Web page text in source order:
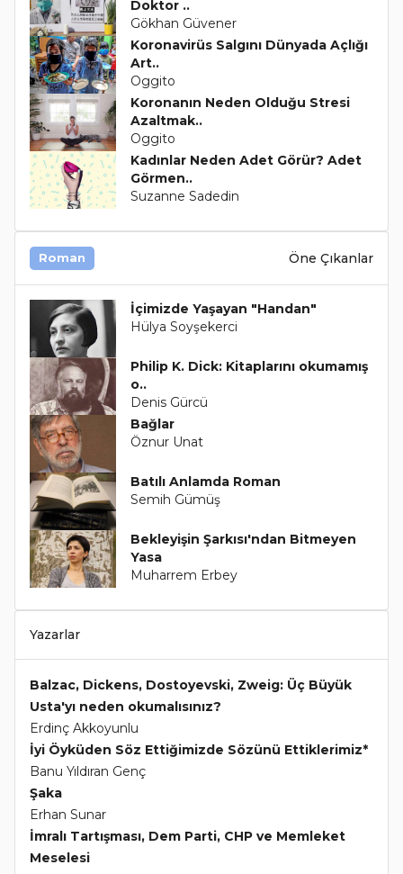
Doktor ..
Gökhan Güvener
Koronavirüs Salgını Dünyada Açlığı
Art..
Oggito
Koronanın Neden Olduğu Stresi
Azaltmak..
Oggito
Kadınlar Neden Adet Görür? Adet
Görmen..
Suzanne Sadedin
Roman Öne Çıkanlar
İçimizde Yaşayan "Handan"
Hülya Soyşekerci
Philip K. Dick: Kitaplarını okumamış
o..
Denis Gürcü
Bağlar
Öznur Unat
Batılı Anlamda Roman
Semih Gümüş
Bekleyişin Şarkısı'ndan Bitmeyen
Yasa
Muharrem Erbey
Yazarlar
Balzac, Dickens, Dostoyevski, Zweig: Üç Büyük
Usta'yı neden okumalısınız?
Erdinç Akkoyunlu
İyi Öyküden Söz Ettiğimizde Sözünü Ettiklerimiz*
Banu Yıldıran Genç
Şaka
Erhan Sunar
İmralı Tartışması, Dem Parti, CHP ve Memleket
Meselesi